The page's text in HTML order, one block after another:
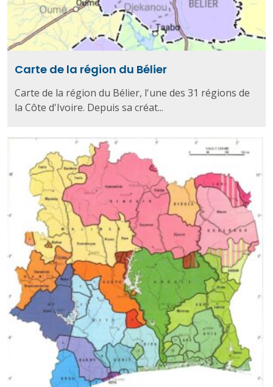
Carte de la région du Bélier
Carte de la région du Bélier, l'une des 31 régions de
la Côte d'Ivoire. Depuis sa créat...